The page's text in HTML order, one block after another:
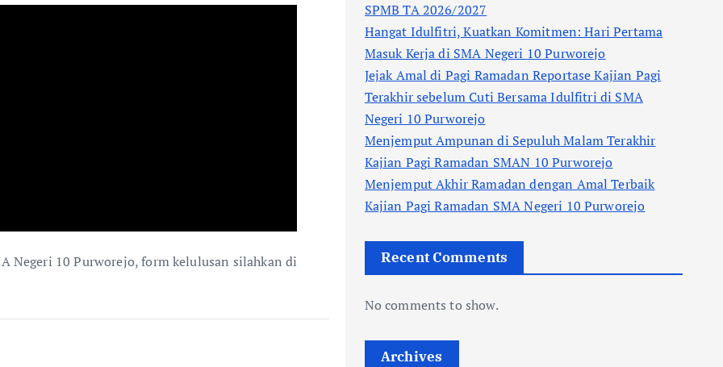
Negeri 10 Purworejo, form kelulusan silahkan di
SPMB TA 2026/2027
Hangat Idulfitri, Kuatkan Komitmen: Hari Pertama
Masuk Kerja di SMA Negeri 10 Purworejo
Jejak Amal di Pagi Ramadan Reportase Kajian Pagi
Terakhir sebelum Cuti Bersama Idulfitri di SMA
Negeri 10 Purworejo
Menjemput Ampunan di Sepuluh Malam Terakhir
Kajian Pagi Ramadan SMAN 10 Purworejo
Menjemput Akhir Ramadan dengan Amal Terbaik
Kajian Pagi Ramadan SMA Negeri 10 Purworejo
Recent Comments
No comments to show.
Archives